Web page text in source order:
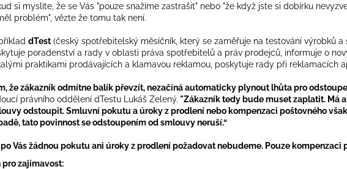
si myslíte, že se Vás "pouze snažíme zastrašit" nebo "že když jste si dobírku
problém", vězte že tomu tak není.
dTest (český spotřebitelský měsíčník, který se zaměřuje na testování výrobků a
poradenství a rady v oblasti práva spotřebitelů a práv prodejců, informuje o
praktikami prodávajících a klamavou reklamou, poskytuje rady při reklamacích
že zákazník odmítne balík převzít, nezačíná automaticky plynout lhůta pro
právního oddělení dTestu Lukáš Zelený. "Zákazník tedy bude muset zaplatit. Má
odstoupit. Smluvní pokutu a úroky z prodlení nebo kompenzaci poštovného
tato povinnost se odstoupením od smlouvy neruší.“
Vás žádnou pokutu ani úroky z prodlení požadovat nebudeme. Pouze kompenzaci
pro zajímavost: